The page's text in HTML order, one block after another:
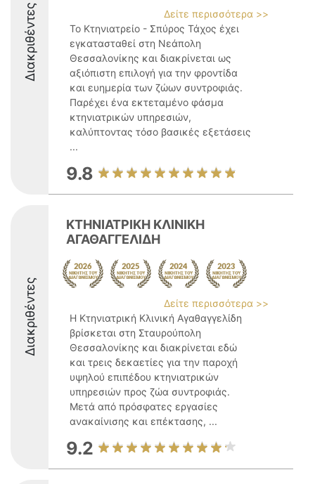
Διακριθέντες
Δείτε περισσότερα >>
Το Κτηνιατρείο - Σπύρος Τάχος έχει
εγκατασταθεί στη Νεάπολη
Θεσσαλονίκης και διακρίνεται ως
αξιόπιστη επιλογή για την φροντίδα
και ευημερία των ζώων συντροφιάς.
Παρέχει ένα εκτεταμένο φάσμα
κτηνιατρικών υπηρεσιών,
καλύπτοντας τόσο βασικές εξετάσεις
...
9.8
Διακριθέντες
ΚΤΗΝΙΑΤΡΙΚΗ ΚΛΙΝΙΚΗ
ΑΓΑΘΑΓΓΕΛΙΔΗ
Δείτε περισσότερα >>
Η Κτηνιατρική Κλινική Αγαθαγγελίδη
βρίσκεται στη Σταυρούπολη
Θεσσαλονίκης και διακρίνεται εδώ
και τρεις δεκαετίες για την παροχή
υψηλού επιπέδου κτηνιατρικών
υπηρεσιών προς ζώα συντροφιάς.
Μετά από πρόσφατες εργασίες
ανακαίνισης και επέκτασης, ...
9.2